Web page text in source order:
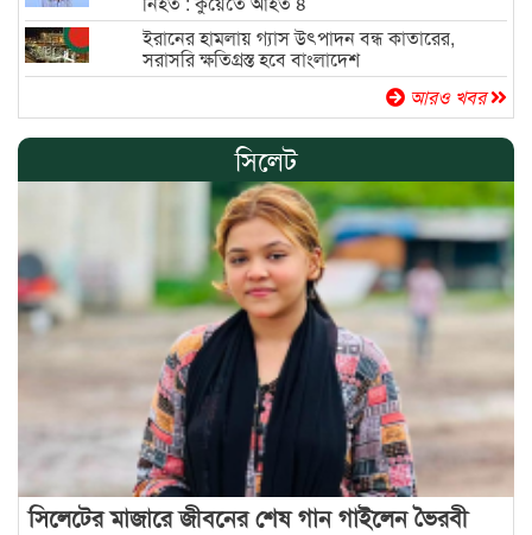
ইরানের হামলায় গ্যাস উৎপাদন বন্ধ কাতারের,
সরাসরি ক্ষতিগ্রস্ত হবে বাংলাদেশ
আরও খবর
সিলেট
সিলেটের মাজারে জীবনের শেষ গান গাইলেন ভৈরবী